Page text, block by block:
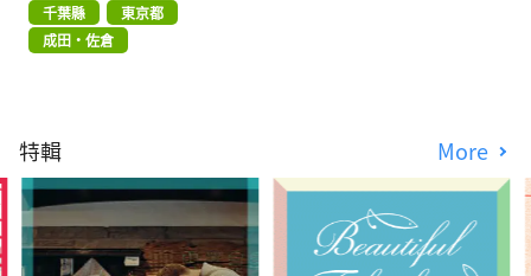
千葉縣
東京都
成田・佐倉
特輯 More